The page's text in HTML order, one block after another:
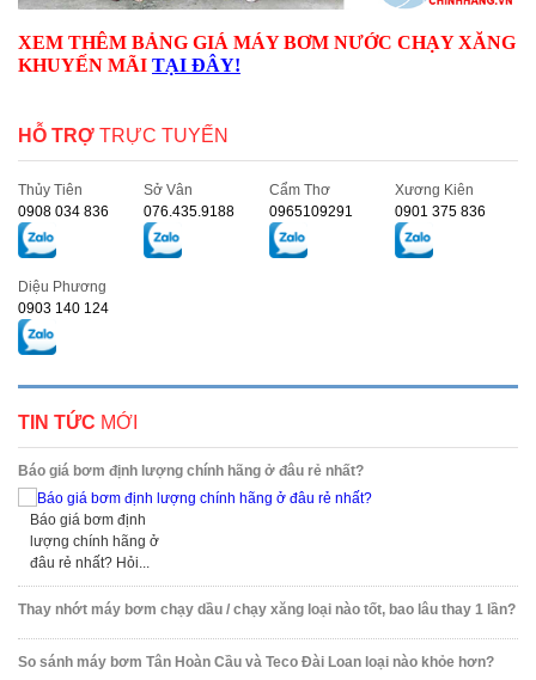
XEM THÊM BẢNG GIÁ MÁY BƠM NƯỚC CHẠY XĂNG
KHUYẾN MÃI TẠI ĐÂY!
HỖ TRỢ TRỰC TUYẾN
Thủy Tiên
0908 034 836
Sở Vân
076.435.9188
Cẩm Thơ
0965109291
Xương Kiên
0901 375 836
Diệu Phương
0903 140 124
TIN TỨC MỚI
Báo giá bơm định lượng chính hãng ở đâu rẻ nhất?
Báo giá bơm định
lượng chính hãng ở
đâu rẻ nhất? Hỏi...
Thay nhớt máy bơm chạy dầu / chạy xăng loại nào tốt, bao lâu thay 1 lần?
So sánh máy bơm Tân Hoàn Cầu và Teco Đài Loan loại nào khỏe hơn?